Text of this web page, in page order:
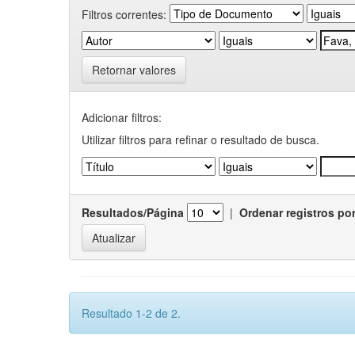
Filtros correntes:
Retornar valores
Adicionar filtros:
Utilizar filtros para refinar o resultado de busca.
Resultados/Página | Ordenar registros por
Resultado 1-2 de 2.